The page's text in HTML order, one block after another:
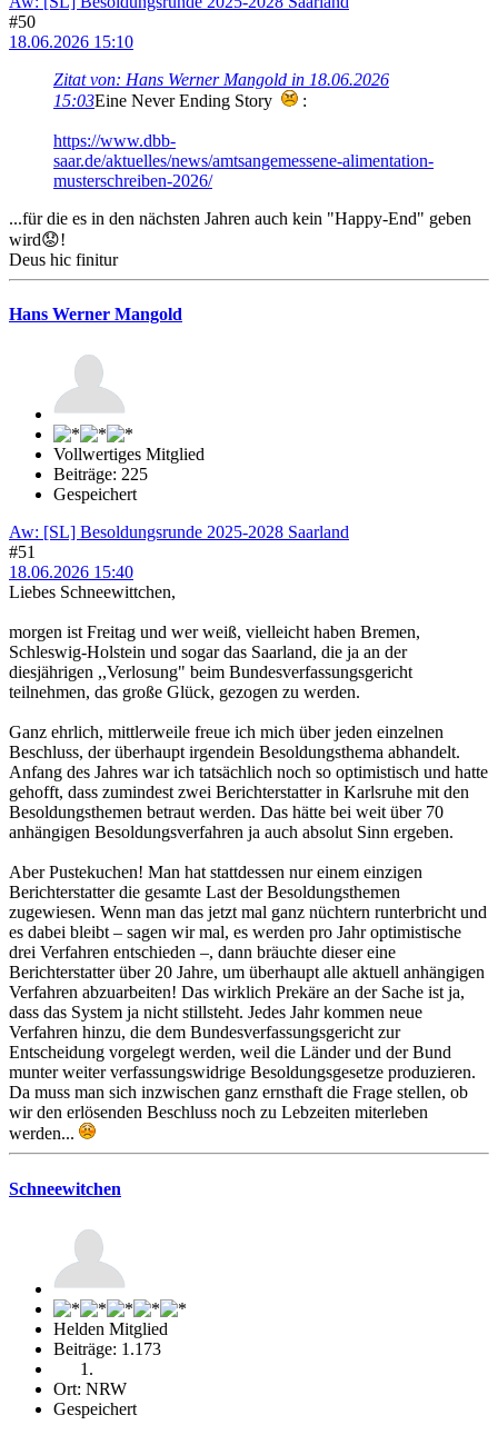
#50
18.06.2026 15:10
Zitat von: Hans Werner Mangold in 18.06.2026
15:03Eine Never Ending Story :
https://www.dbb-
saar.de/aktuelles/news/amtsangemessene-alimentation-
musterschreiben-2026/
...für die es in den nächsten Jahren auch kein "Happy-End" geben
wird😟!
Deus hic finitur
Hans Werner Mangold
Vollwertiges Mitglied
Beiträge: 225
Gespeichert
Aw: [SL] Besoldungsrunde 2025-2028 Saarland
#51
18.06.2026 15:40
Liebes Schneewittchen,
morgen ist Freitag und wer weiß, vielleicht haben Bremen,
Schleswig-Holstein und sogar das Saarland, die ja an der
diesjährigen ,,Verlosung" beim Bundesverfassungsgericht
teilnehmen, das große Glück, gezogen zu werden.
Ganz ehrlich, mittlerweile freue ich mich über jeden einzelnen
Beschluss, der überhaupt irgendein Besoldungsthema abhandelt.
Anfang des Jahres war ich tatsächlich noch so optimistisch und hatte
gehofft, dass zumindest zwei Berichterstatter in Karlsruhe mit den
Besoldungsthemen betraut werden. Das hätte bei weit über 70
anhängigen Besoldungsverfahren ja auch absolut Sinn ergeben.
Aber Pustekuchen! Man hat stattdessen nur einem einzigen
Berichterstatter die gesamte Last der Besoldungsthemen
zugewiesen. Wenn man das jetzt mal ganz nüchtern runterbricht und
es dabei bleibt – sagen wir mal, es werden pro Jahr optimistische
drei Verfahren entschieden –, dann bräuchte dieser eine
Berichterstatter über 20 Jahre, um überhaupt alle aktuell anhängigen
Verfahren abzuarbeiten! Das wirklich Prekäre an der Sache ist ja,
dass das System ja nicht stillsteht. Jedes Jahr kommen neue
Verfahren hinzu, die dem Bundesverfassungsgericht zur
Entscheidung vorgelegt werden, weil die Länder und der Bund
munter weiter verfassungswidrige Besoldungsgesetze produzieren.
Da muss man sich inzwischen ganz ernsthaft die Frage stellen, ob
wir den erlösenden Beschluss noch zu Lebzeiten miterleben
werden...
Schneewitchen
Helden Mitglied
Beiträge: 1.173
Ort: NRW
Gespeichert